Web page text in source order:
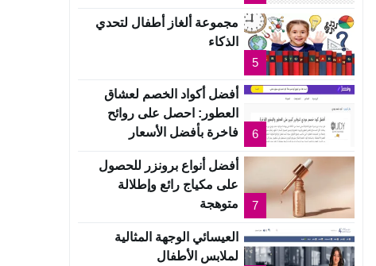
5
مجموعة ألغاز أطفال لتحدي
الذكاء
6
أفضل أكواد الخصم لعشاق
العطور: احصل على روائح
فاخرة بأفضل الأسعار
7
أفضل أنواع برونزر للحصول
على مكياج رائع وإطلالة
متوهجة
العيسائي الوجهة المثالية
لملابس الأطفال